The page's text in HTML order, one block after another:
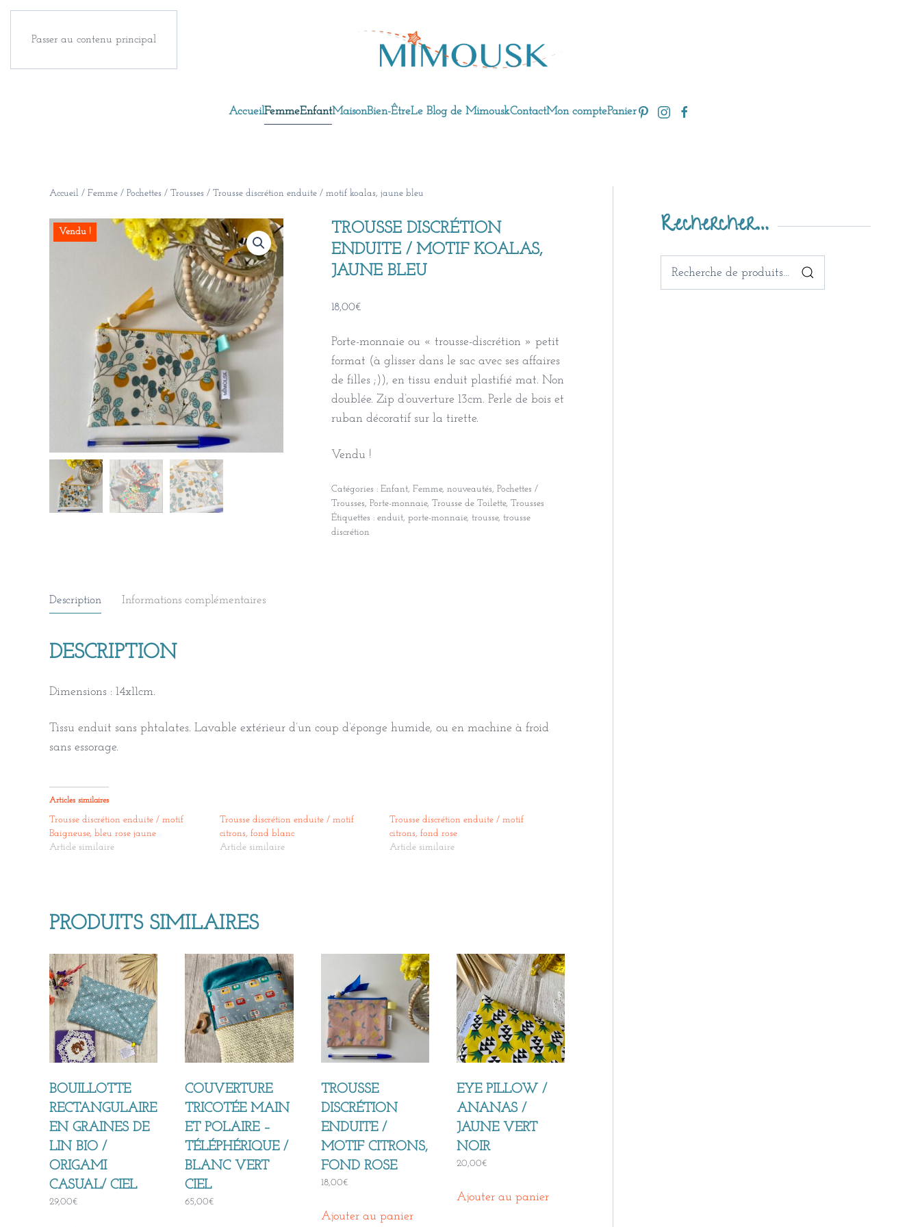
Passer au contenu principal
AccueilFemmeEnfantMaisonBien-ÊtreLe Blog de MimouskContactMon comptePanier
Accueil / Femme / Pochettes / Trousses / Trousse discrétion enduite / motif koalas, jaune bleu
Vendu !
TROUSSE DISCRÉTION
ENDUITE / MOTIF KOALAS,
JAUNE BLEU
18,00€
Porte-monnaie ou « trousse-discrétion » petit
format (à glisser dans le sac avec ses affaires
de filles ;)), en tissu enduit plastifié mat. Non
doublée. Zip d’ouverture 13cm. Perle de bois et
ruban décoratif sur la tirette.
Vendu !
Catégories : Enfant, Femme, nouveautés, Pochettes /
Trousses, Porte-monnaie, Trousse de Toilette, Trousses
Étiquettes : enduit, porte-monnaie, trousse, trousse
discrétion
Description Informations complémentaires
DESCRIPTION
Dimensions : 14x11cm.
Tissu enduit sans phtalates. Lavable extérieur d’un coup d’éponge humide, ou en machine à froid
sans essorage.
Articles similaires
Trousse discrétion enduite / motif
Baigneuse, bleu rose jaune
Article similaire
Trousse discrétion enduite / motif
citrons, fond blanc
Article similaire
Trousse discrétion enduite / motif
citrons, fond rose
Article similaire
PRODUITS SIMILAIRES
BOUILLOTTE
RECTANGULAIRE
EN GRAINES DE
LIN BIO /
ORIGAMI
CASUAL/ CIEL
29,00€
COUVERTURE
TRICOTÉE MAIN
ET POLAIRE –
TÉLÉPHÉRIQUE /
BLANC VERT
CIEL
65,00€
TROUSSE
DISCRÉTION
ENDUITE /
MOTIF CITRONS,
FOND ROSE
18,00€
Ajouter au panier
EYE PILLOW /
ANANAS /
JAUNE VERT
NOIR
20,00€
Ajouter au panier
Rechercher…
Recherche